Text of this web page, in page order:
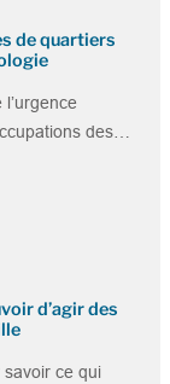
de quartiers
des…
d’agir des
savoir ce qui